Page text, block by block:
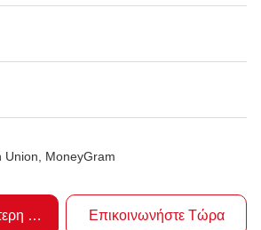
Union, MoneyGram
Τιμή Επικοινωνήστε Τώρα